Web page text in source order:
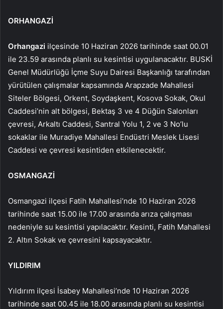
ORHANGAZİ
Orhangazi ilçesinde 10 Haziran 2026 tarihinde saat 00.01
ile 23.59 arasında planlı su kesintisi uygulanacaktır. BUSKİ
Genel Müdürlüğü İçme Suyu Dairesi Başkanlığı tarafından
yürütülen çalışmalar kapsamında Arapzade Mahallesi
Siteler Bölgesi, Orkent, Soydaşkent, Kosova Sokak, Okul
Caddesi’nin alt bölgesi, Bektaş 3 ve 4 Düğün Salonları
çevresi, Arkaltı Caddesi, Santral Yolu 1, 2 ve 3 No’lu
sokaklar ile Muradiye Mahallesi Endüstri Meslek Lisesi
Caddesi ve çevresi kesintiden etkilenecektir.
OSMANGAZİ
Osmangazi ilçesi Fatih Mahallesi’nde 10 Haziran 2026
tarihinde saat 15.00 ile 17.00 arasında arıza çalışması
nedeniyle su kesintisi yapılacaktır. Kesinti, Fatih Mahallesi
2. Altın Sokak ve çevresini kapsayacaktır.
YILDIRIM
Yıldırım ilçesi İsabey Mahallesi’nde 10 Haziran 2026
tarihinde saat 00.45 ile 18.00 arasında planlı su kesintisi